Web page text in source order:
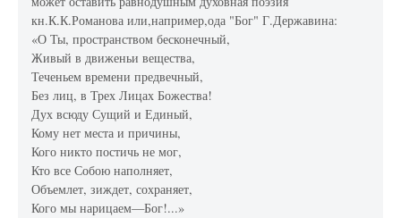
кн.К.К.Романова или,например,ода "Бог" Г.Державина:
«О Ты, пространством бесконечный,
Живый в движеньи вещества,
Теченьем времени предвечный,
Без лиц, в Трех Лицах Божества!
Дух всюду Сущий и Единый,
Кому нет места и причины,
Кого никто постичь не мог,
Кто все Собою наполняет,
Объемлет, зиждет, сохраняет,
Кого мы нарицаем—Бог!...»